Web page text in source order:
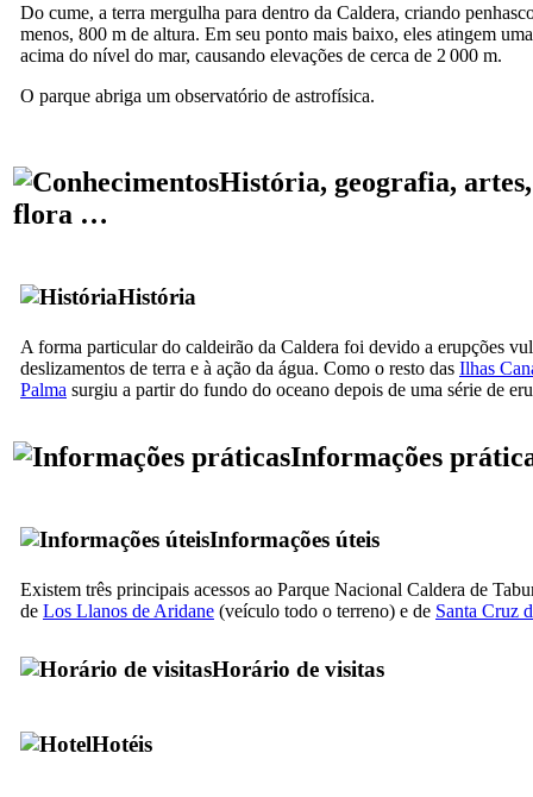
Do cume, a terra mergulha para dentro da Caldera, criando
menos, 800 m de altura. Em seu ponto mais baixo, eles atingem
acima do nível do mar, causando elevações de cerca de 2 000 m.
O parque abriga um observatório de astrofísica.
História, geografia,
flora …
História
A forma particular do caldeirão da Caldera foi devido a erupções
deslizamentos de terra e à ação da água. Como o resto das Ilhas
Palma surgiu a partir do fundo do oceano depois de uma série de
Informações
Informações úteis
Existem três principais acessos ao Parque Nacional Caldera de
de Los Llanos de Aridane (veículo todo o terreno) e de Santa Cruz
Horário de visitas
Hotéis